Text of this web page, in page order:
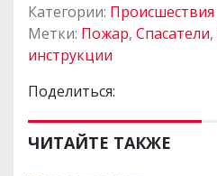
Категории: Происшествия
Метки: Пожар, Спасатели,
инструкции
Поделиться:
ЧИТАЙТЕ ТАКЖЕ